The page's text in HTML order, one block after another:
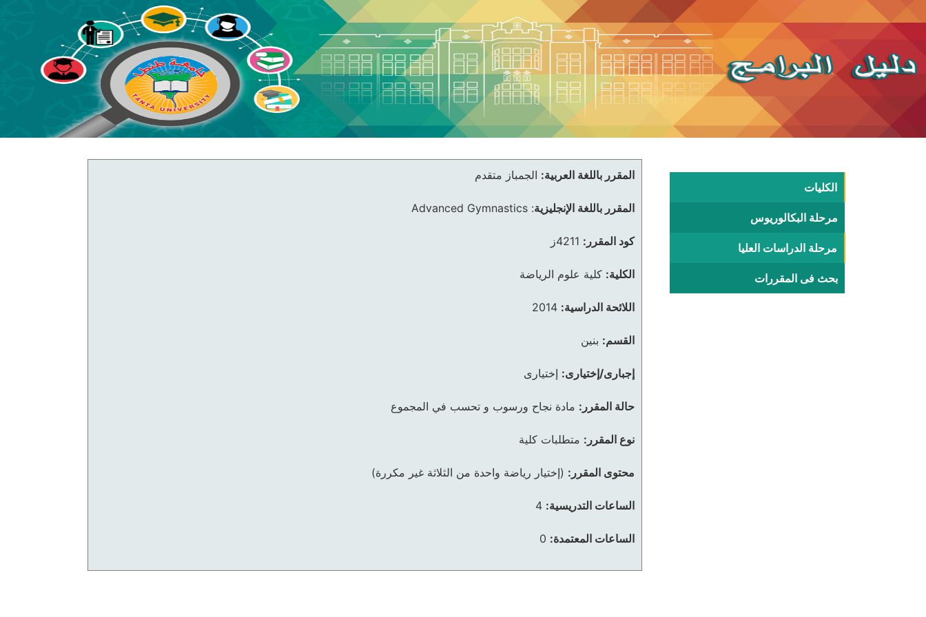
الكليات
مرحلة البكالوريوس
مرحلة الدراسات العليا
بحث فى المقررات
المقرر باللغة العربية: الجمباز متقدم
المقرر باللغة الإنجليزية:
Advanced Gymnastics
كود المقرر: 4211ز
الكلية: كلية علوم الرياضة
اللائحة الدراسية: 2014
القسم: بنين
إجبارى/إختيارى: إختيارى
حالة المقرر: مادة نجاح ورسوب و تحسب في المجموع
نوع المقرر: متطلبات كلية
محتوى المقرر: (إختيار رياضة واحدة من الثلاثة غير مكررة)
الساعات التدريسية: 4
الساعات المعتمدة: 0